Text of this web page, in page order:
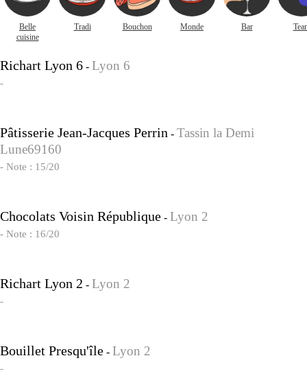
Belle
cuisine
Tradi Bouchon Monde Bar
Richart Lyon 6 - Lyon 6
-
Pâtisserie Jean-Jacques Perrin - Tassin la Demi
Lune69160
- Note : 15/20
Chocolats Voisin République - Lyon 2
- Note : 16/20
Richart Lyon 2 - Lyon 2
-
Bouillet Presqu'île - Lyon 2
-